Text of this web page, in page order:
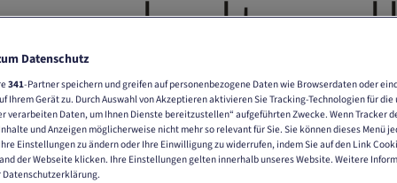
Beauty
Datenschutz
341-Partner speichern und greifen auf personenbezogene Daten wie Browserdaten oder
Ihrem Gerät zu. Durch Auswahl von Akzeptieren aktivieren Sie Tracking-Technologien für die
verarbeiten Daten, um Ihnen Dienste bereitzustellen“ aufgeführten Zwecke. Wenn Tracker
und Anzeigen möglicherweise nicht mehr so relevant für Sie. Sie können dieses Menü
Einstellungen zu ändern oder Ihre Einwilligung zu widerrufen, indem Sie auf den Link
der Webseite klicken. Ihre Einstellungen gelten innerhalb unseres Website. Weitere
Datenschutzerklärung.